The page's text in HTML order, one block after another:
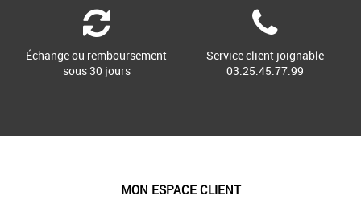
Échange ou remboursement
sous 30 jours
Service client joignable
03.25.45.77.99
MON ESPACE CLIENT